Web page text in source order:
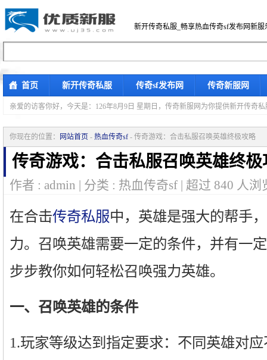
新开传奇私服_畅享热血传奇sf发布网新服
首页 新开传奇私服 传奇sf发布网 传奇新服网
亲爱的访客你好， 今天是：126年8月9日 星期日，传奇新服网为你提供新开传奇
你现在的位置： 网站首页 - 热血传奇sf - 传奇游戏：合击私服召唤英雄终极攻略
传奇游戏：合击私服召唤英雄终极
作者 : admin | 分类 : 热血传奇sf | 超过 840 人浏
在合击传奇私服中，英雄是强大的帮手
力。召唤英雄需要一定的条件，并有一
步步教你如何轻松召唤强力英雄。
一、召唤英雄的条件
1.玩家等级达到指定要求：不同英雄对